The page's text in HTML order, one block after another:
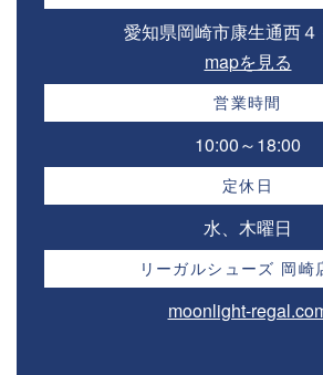
愛知県岡崎市康生通西４
mapを見る
営業時間
10:00～18:00⁣
定休日
水、木曜日
リーガルシューズ 岡崎
moonlight-